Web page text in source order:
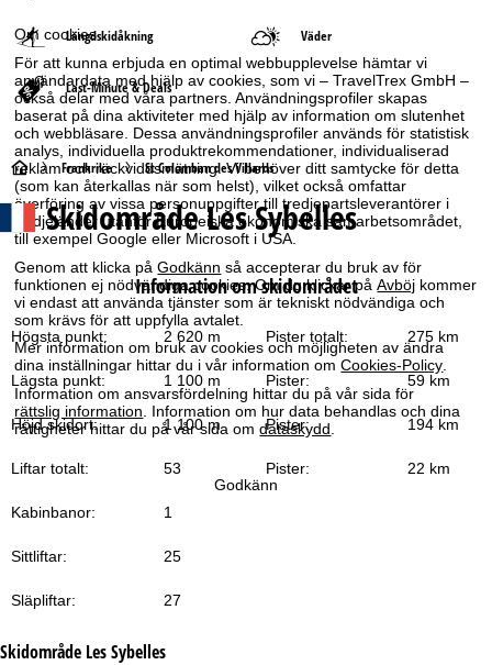
Om cookies
För att kunna erbjuda en optimal webbupplevelse hämtar vi
användardata med hjälp av cookies, som vi – TravelTrex GmbH –
också delar med våra partners. Användningsprofiler skapas
baserat på dina aktiviteter med hjälp av information om slutenhet
och webbläsare. Dessa användningsprofiler används för statistisk
analys, individuella produktrekommendationer, individualiserad
reklam och räckviddsmätning. Vi behöver ditt samtycke för detta
(som kan återkallas när som helst), vilket också omfattar
överföring av vissa personuppgifter till tredjepartsleverantörer i
tredjeländer utanför Europeiska ekonomiska samarbetsområdet,
till exempel Google eller Microsoft i USA.
Genom att klicka påGodkänn så accepterar du bruk av för
funktionen ej nödvändiga cookies. Om du klickar påAvböj kommer
vi endast att använda tjänster som är tekniskt nödvändiga och
som krävs för att uppfylla avtalet.
Mer information om bruk av cookies och möjligheten av ändra
dina inställningar hittar du i vår information omCookies-Policy
Information om ansvarsfördelning hittar du på vår sida för
rättslig information . Information om hur data behandlas och dina
rättigheter hittar du på vår sida omdataskydd
Godkänn
Längdskidåkning Väder
Last-Minute & Deals
S
t
r
t
s
i
Frankrike St Colomban des Villards
SkidområdeLes Sybelles
Information om skidområdet
Högsta punkt: 2 620 m Pister totalt: 275 km
Lägsta punkt: 1 100 m Pister: 59 km
Höjd skidort: 1 100 m Pister: 194 km
Liftar totalt: 53 Pister: 22 km
Kabinbanor: 1
Sittliftar: 25
Släpliftar: 27
Skidområde Les Sybelles